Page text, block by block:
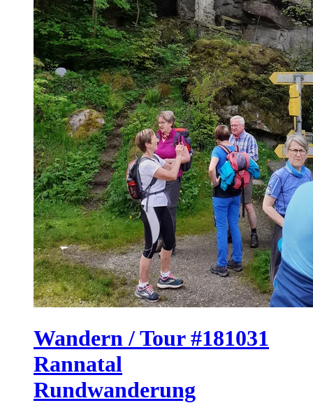
Wandern / Tour #181031
Rannatal
Rundwanderung